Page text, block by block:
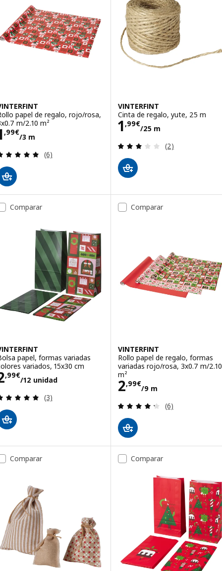
papel de regalo, rojo/rosa,
m/2.10 m²
,99€
/3 m 1,99€/3 m
Revisa: 5 de 5 estrellas. Total opiniones:
(6)
VINTERFINT
Cinta de regalo, yute, 25 m
1 ,99€
/25 m
Precio 1,99€/
Revisa: 3 de 5
(2)
Comparar
papel, formas variadas
variados, 15x30 cm
,99€
/12 unidad2,99€/12 unidad
Revisa: 5 de 5 estrellas. Total opiniones:
(3)
Comparar
VINTERFINT
Rollo papel de regalo, formas
variadas rojo/rosa, 3x0.7 m/2.10
m²
2,99€
/9 m
Precio 2,99€/9
Revisa: 4.3 de
(6)
Comparar Comparar